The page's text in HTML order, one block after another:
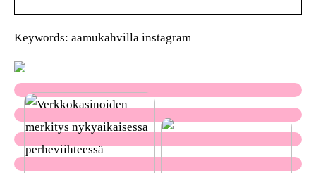
Keywords: aamukahvilla instagram